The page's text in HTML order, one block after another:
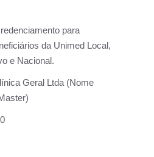
para
da Unimed Local,
e Nacional.
Geral Ltda (Nome